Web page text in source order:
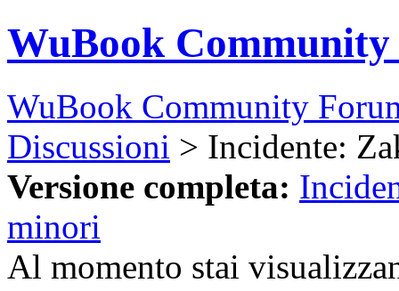
WuBook
WuBook Community
Discussioni > Incidente:
Versione completa:
minori
Al momento stai